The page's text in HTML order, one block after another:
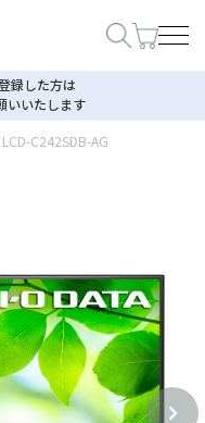
録した方は
いいたします
LCD-C242SDB-AG